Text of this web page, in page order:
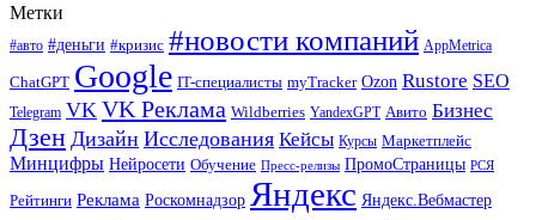
Метки
#авто #деньги #кризис #новости компаний AppMetrica
ChatGPT Google IT-специалисты myTracker Ozon Rustore SEO
Telegram VK VK Реклама Wildberries YandexGPT Авито Бизнес
Дзен Дизайн Исследования Кейсы Курсы Маркетплейс
Минцифры Нейросети Обучение Пресс-релизы ПромоСтраницы РСЯ
Рейтинги Реклама Роскомнадзор Яндекс Яндекс.Вебмастер